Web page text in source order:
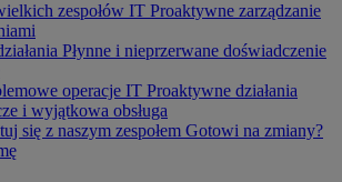
zespołów IT Proaktywne zarządzanie
Płynne i nieprzerwane doświadczenie
operacje IT Proaktywne działania
i wyjątkowa obsługa
się z naszym zespołem Gotowi na zmiany?